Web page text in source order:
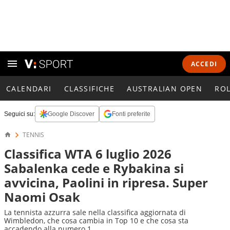
ACCEDI
CALENDARI CLASSIFICHE AUSTRALIAN OPEN
Seguici su: Google Discover Fonti preferite
TENNIS
Classifica WTA 6 luglio 2026
Sabalenka cede e Rybakina si
avvicina, Paolini in ripresa. Super
Naomi Osak
La tennista azzurra sale nella classifica aggiornata di
Wimbledon, che cosa cambia in Top 10 e che cosa sta